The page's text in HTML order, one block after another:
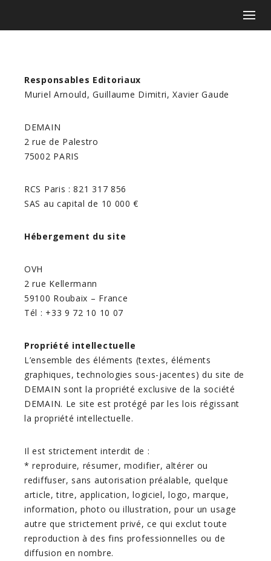
Responsables Editoriaux
Muriel Arnould, Guillaume Dimitri, Xavier Gaude
DEMAIN
2 rue de Palestro
75002 PARIS
RCS Paris : 821 317 856
SAS au capital de 10 000 €
Hébergement du site
OVH
2 rue Kellermann
59100 Roubaix – France
Tél : +33 9 72 10 10 07
Propriété intellectuelle
L’ensemble des éléments (textes, éléments
graphiques, technologies sous-jacentes) du site de
DEMAIN sont la propriété exclusive de la société
DEMAIN. Le site est protégé par les lois régissant
la propriété intellectuelle.
Il est strictement interdit de :
* reproduire, résumer, modifier, altérer ou
rediffuser, sans autorisation préalable, quelque
article, titre, application, logiciel, logo, marque,
information, photo ou illustration, pour un usage
autre que strictement privé, ce qui exclut toute
reproduction à des fins professionnelles ou de
diffusion en nombre.